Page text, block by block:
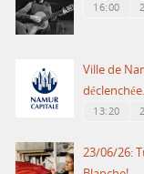
16:00
Ville de
déclenchée.
13:20
23/06/26: